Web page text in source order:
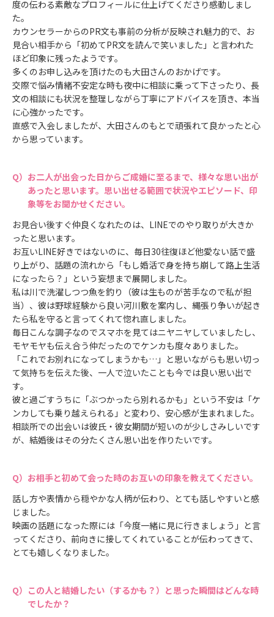
度の伝わる素敵なプロフィールに仕上げてくださり感動しまし
た。
カウンセラーからのPR文も事前の分析が反映され魅力的で、お
見合い相手から「初めてPR文を読んで笑いました」と言われた
ほど印象に残ったようです。
多くのお申し込みを頂けたのも大田さんのおかげです。
交際で悩み情緒不安定な時も夜中に相談に乗って下さったり、長
文の相談にも状況を整理しながら丁寧にアドバイスを頂き、本当
に心強かったです。
直感で入会しましたが、大田さんのもとで頑張れて良かったと心
から思っています。
お二人が出会った日からご成婚に至るまで、様々な思い出が
あったと思います。思い出せる範囲で状況やエピソード、印
象等をお聞かせください。
お見合い後すぐ仲良くなれたのは、LINEでのやり取りが大きか
ったと思います。
お互いLINE好きではないのに、毎日30往復ほど他愛ない話で盛
り上がり、話題の流れから「もし婚活で身を持ち崩して路上生活
になったら？」という妄想まで展開しました。
私は川で洗濯しつつ魚を釣り（彼は生ものが苦手なので私が担
当）、彼は野球経験から良い河川敷を案内し、縄張り争いが起き
たら私を守ると言ってくれて惚れ直しました。
毎日こんな調子なのでスマホを見てはニヤニヤしていましたし、
モヤモヤも伝え合う仲だったのでケンカも度々ありました。
「これでお別れになってしまうかも…」と思いながらも思い切っ
て気持ちを伝えた後、一人で泣いたことも今では良い思い出で
す。
彼と過ごすうちに「ぶつかったら別れるかも」という不安は「ケ
ンカしても乗り越えられる」と変わり、安心感が生まれました。
相談所での出会いは彼氏・彼女期間が短いのが少しさみしいです
が、結婚後はその分たくさん思い出を作りたいです。
お相手と初めて会った時のお互いの印象を教えてください。
話し方や表情から穏やかな人柄が伝わり、とても話しやすいと感
じました。
映画の話題になった際には「今度一緒に見に行きましょう」と言
ってくださり、前向きに接してくれていることが伝わってきて、
とても嬉しくなりました。
この人と結婚したい（するかも？）と思った瞬間はどんな時
でしたか？